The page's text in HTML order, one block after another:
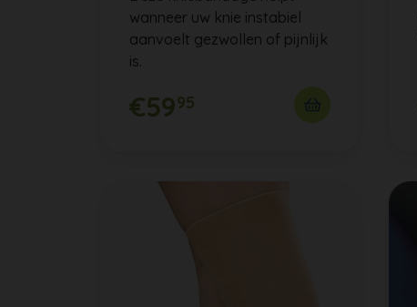
wanneer uw knie instabiel
aanvoelt gezwollen of pijnlijk
is.
€5995